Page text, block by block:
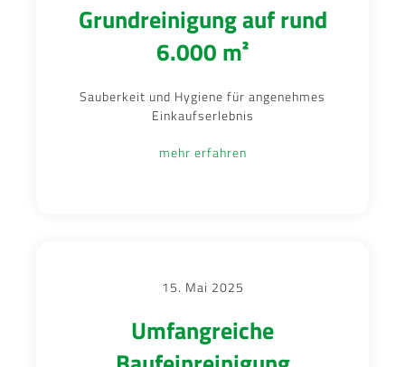
Grundreinigung auf rund
6.000 m²
Sauberkeit und Hygiene für angenehmes
Einkaufserlebnis
mehr erfahren
15. Mai 2025
Umfangreiche